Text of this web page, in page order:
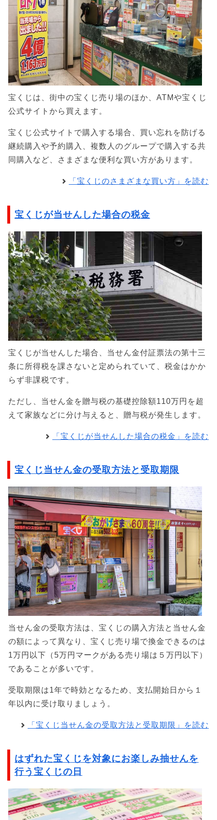
宝くじは、街中の宝くじ売り場のほか、ATMや宝くじ
公式サイトから買えます。
宝くじ公式サイトで購入する場合、買い忘れを防げる
継続購入や予約購入、複数人のグループで購入する共
同購入など、さまざまな便利な買い方があります。
「宝くじのさまざまな買い方」を読む
宝くじが当せんした場合の税金
宝くじが当せんした場合、当せん金付証票法の第十三
条に所得税を課さないと定められていて、税金はかか
らず非課税です。
ただし、当せん金を贈与税の基礎控除額110万円を超
えて家族などに分け与えると、贈与税が発生します。
「宝くじが当せんした場合の税金」を読む
宝くじ当せん金の受取方法と受取期限
当せん金の受取方法は、宝くじの購入方法と当せん金
の額によって異なり、宝くじ売り場で換金できるのは
1万円以下（5万円マークがある売り場は５万円以下）
であることが多いです。
受取期限は1年で時効となるため、支払開始日から１
年以内に受け取りましょう。
「宝くじ当せん金の受取方法と受取期限」を読む
はずれた宝くじを対象にお楽しみ抽せんを
行う宝くじの日